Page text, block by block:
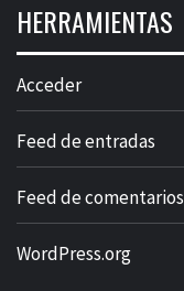
HERRAMIENTAS
Acceder
Feed de entradas
Feed de comentarios
WordPress.org